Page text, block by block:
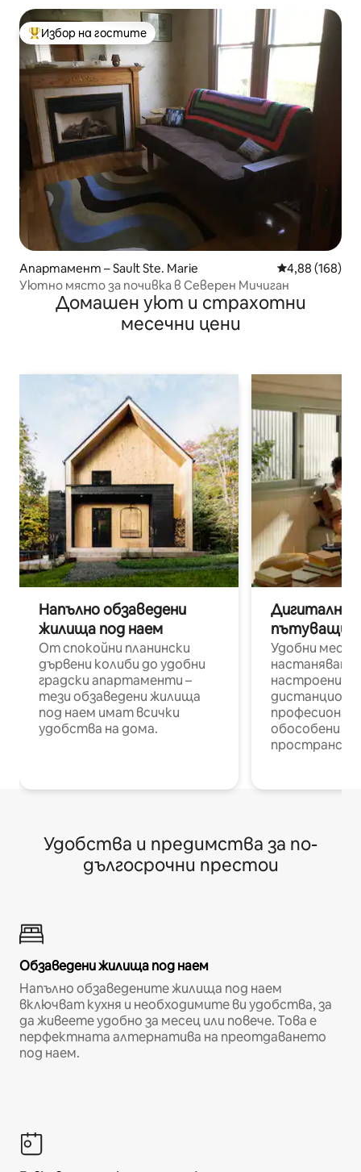
Най-популярен избор на гостите
Избор на гостите
Апартамент – Sault Ste. Marie Средна
4,88 (168)
Уютно място за почивка в Северен Мичиган
Домашен уют и страхотни
месечни цени
Напълно обзаведени
жилища под наем
От спокойни планински
дървени колиби до удобни
градски апартаменти –
тези обзаведени жилища
под наем имат всички
удобства на дома.
Дигитални
пътуващи
Удобни
настаняване
настроени и
обособени
Удобства и предимства за по-
дългосрочни престои
Обзаведени жилища под наем
Напълно обзаведените жилища под наем
включват кухня и необходимите ви удобства, за
да живеете удобно за месец или повече. Това е
перфектната алтернатива на преотдаването
под наем.